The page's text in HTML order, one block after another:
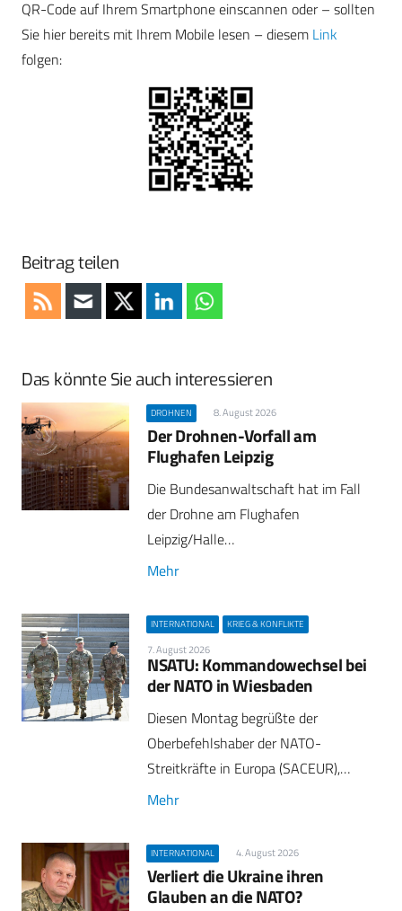
QR-Code auf Ihrem Smartphone einscannen oder – sollten
Sie hier bereits mit Ihrem Mobile lesen – diesem Link
folgen:
Beitrag teilen
Das könnte Sie auch interessieren
DROHNEN 8. August 2026
Der Drohnen-Vorfall am
Flughafen Leipzig
Die Bundesanwaltschaft hat im Fall
der Drohne am Flughafen
Leipzig/Halle…
Mehr
INTERNATIONAL KRIEG & KONFLIKTE
7. August 2026
NSATU: Kommandowechsel bei
der NATO in Wiesbaden
Diesen Montag begrüßte der
Oberbefehlshaber der NATO-
Streitkräfte in Europa (SACEUR),…
Mehr
INTERNATIONAL 4. August 2026
Verliert die Ukraine ihren
Glauben an die NATO?